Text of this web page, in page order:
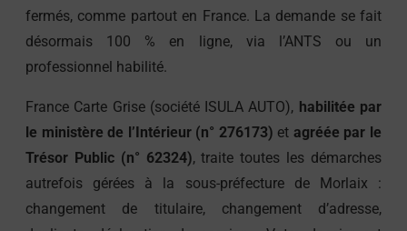
fermés, comme partout en France. La demande se fait
désormais 100 % en ligne, via l’ANTS ou un
professionnel habilité.
France Carte Grise (société ISULA AUTO), habilitée par
le ministère de l’Intérieur (n° 276173) et agréée par le
Trésor Public (n° 62324), traite toutes les démarches
autrefois gérées à la sous-préfecture de Morlaix :
changement de titulaire, changement d’adresse,